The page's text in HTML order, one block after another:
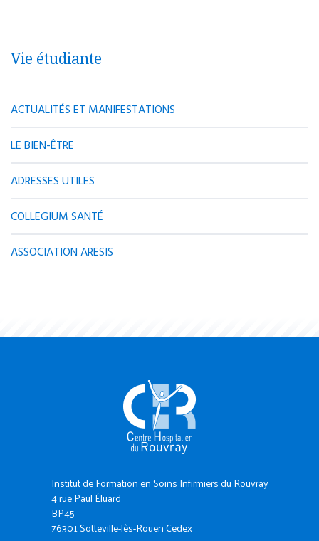
Vie étudiante
ACTUALITÉS ET MANIFESTATIONS
LE BIEN-ÊTRE
ADRESSES UTILES
COLLEGIUM SANTÉ
ASSOCIATION ARESIS
Institut de Formation en Soins Infirmiers du Rouvray
4 rue Paul Éluard
BP45
76301 Sotteville-lès-Rouen Cedex